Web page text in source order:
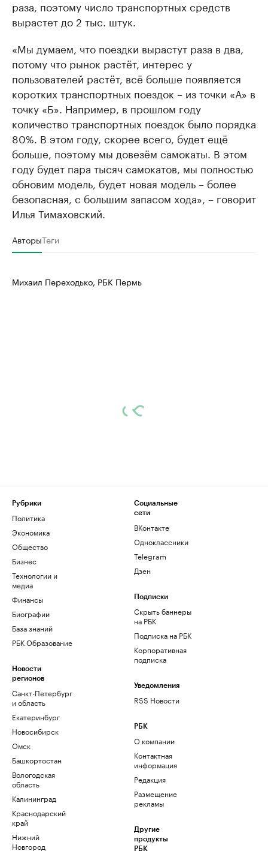
раза, поэтому число транспортных средств
вырастет до 2 тыс. штук.
«Мы думаем, что поездки вырастут раза в два,
потому что рынок растёт, интерес у
пользователей растёт, всё больше появляется
коротких транспортных поездок – из точки «А» в
точку «Б». Например, в прошлом году
количество транспортных поездок было порядка
80%. В этом году, скорее всего, будет ещё
больше, поэтому мы довезём самокаты. В этом
году будет пара тысяч самокатов, мы полностью
обновим модель, будет новая модель – более
безопасная, с большим запасом хода», – говорит
Илья Тимаховский.
АвторыТеги
Михаил Переходько, РБК Пермь
Рубрики
Политика
Экономика
Общество
Бизнес
Технологии и
медиа
Финансы
Биографии
База знаний
РБК Образование
Новости
регионов
Санкт-Петербург
и область
Екатеринбург
Новосибирск
Омск
Башкортостан
Вологодская
область
Калининград
Краснодарский
край
Нижний
Новгород
Социальные
сети
ВКонтакте
Одноклассники
Telegram
Дзен
Подписки
Скрыть баннеры
на РБК
Подписка на РБК
Корпоративная
подписка
Уведомления
RSS Новости
РБК
О компании
Контактная
информация
Редакция
Размещение
рекламы
Другие
продукты
РБК